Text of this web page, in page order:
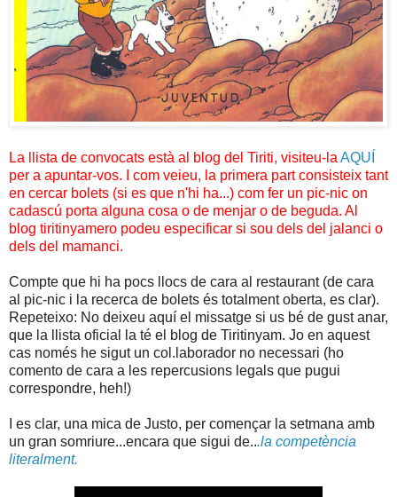
La llista de convocats està al blog del Tiriti, visiteu-la AQUÍ
per a apuntar-vos. I com veieu, la primera part consisteix tant
en cercar bolets (si es que n'hi ha...) com fer un pic-nic on
cadascú porta alguna cosa o de menjar o de beguda. Al
blog tiritinyamero podeu especificar si sou dels del jalanci o
dels del mamanci.
Compte que hi ha pocs llocs de cara al restaurant (de cara
al pic-nic i la recerca de bolets és totalment oberta, es clar).
Repeteixo: No deixeu aquí el missatge si us bé de gust anar,
que la llista oficial la té el blog de Tiritinyam. Jo en aquest
cas només he sigut un col.laborador no necessari (ho
comento de cara a les repercusions legals que pugui
correspondre, heh!)
I es clar, una mica de Justo, per començar la setmana amb
un gran somriure...encara que sigui de...la competència
literalment.